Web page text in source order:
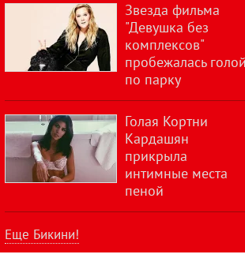
Звезда фильма
"Девушка без
комплексов"
пробежалась голой
по парку
Голая Кортни
Кардашян
прикрыла
интимные места
пеной
Еще Бикини!